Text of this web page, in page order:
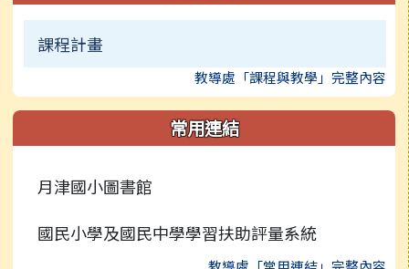
課程計畫
教導處「課程與教學」完整內容
常用連結
月津國小圖書館
國民小學及國民中學學習扶助評量系統